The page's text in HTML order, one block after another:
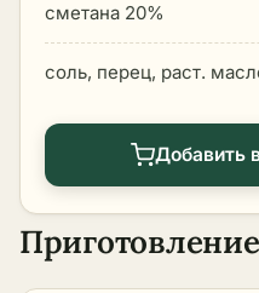
сметана 20%
соль, перец, раст.
Добавить
Приготовление